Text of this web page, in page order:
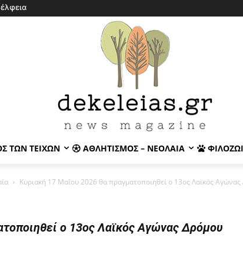
ΤΩΝ ΤΕΙΧΏΝ ΑΘΛΗΤΙΣΜΌΣ – ΝΕΟΛΑΊΑ
Κυριακή 17 Μαΐου 2026 θα πραγματοποιηθεί ο 13ος Λαϊκός Αγώνας
ο 13ος Λαϊκός Αγώνας Δρόμου